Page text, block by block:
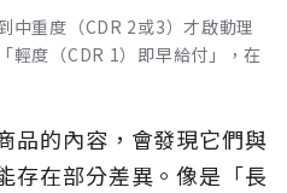
中重度（CDR 2或3）才啟動理
輕度（CDR 1）即早給付」，在
品的內容，會發現它們與
存在部分差異。像是「長